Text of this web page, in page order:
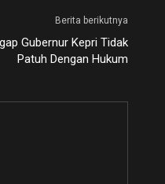
Berita berikutnya
Gubernur Kepri Tidak
Patuh Dengan Hukum